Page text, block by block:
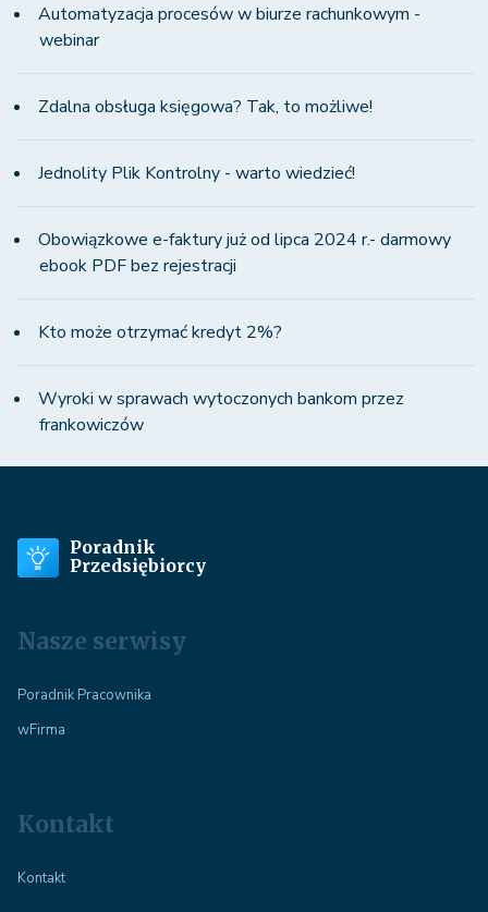
Automatyzacja procesów w biurze rachunkowym -
webinar
Zdalna obsługa księgowa? Tak, to możliwe!
Jednolity Plik Kontrolny - warto wiedzieć!
Obowiązkowe e-faktury już od lipca 2024 r.- darmowy
ebook PDF bez rejestracji
Kto może otrzymać kredyt 2%?
Wyroki w sprawach wytoczonych bankom przez
frankowiczów
Poradnik
Przedsiębiorcy
Nasze serwisy
Poradnik Pracownika
wFirma
Kontakt
Kontakt